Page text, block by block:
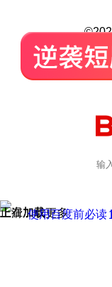
正在加载
上滑加载更多
使用百度前必读